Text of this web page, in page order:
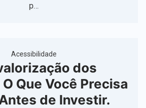
p…
Acessibilidade
dos
Que Você Precisa
de Investir.